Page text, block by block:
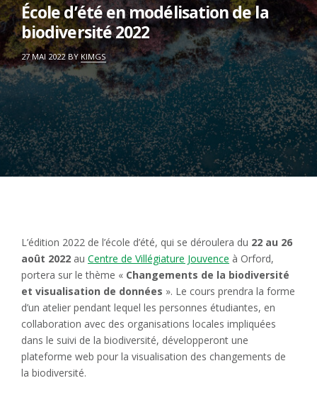
École d’été en modélisation de la
biodiversité 2022
ON
27 MAI 2022 BY KIMGS
L’édition 2022 de l’école d’été, qui se déroulera du 22 au 26
août 2022 au Centre de Villégiature Jouvence à Orford,
portera sur le thème « Changements de la biodiversité
et visualisation de données ». Le cours prendra la forme
d’un atelier pendant lequel les personnes étudiantes, en
collaboration avec des organisations locales impliquées
dans le suivi de la biodiversité, développeront une
plateforme web pour la visualisation des changements de
la biodiversité.